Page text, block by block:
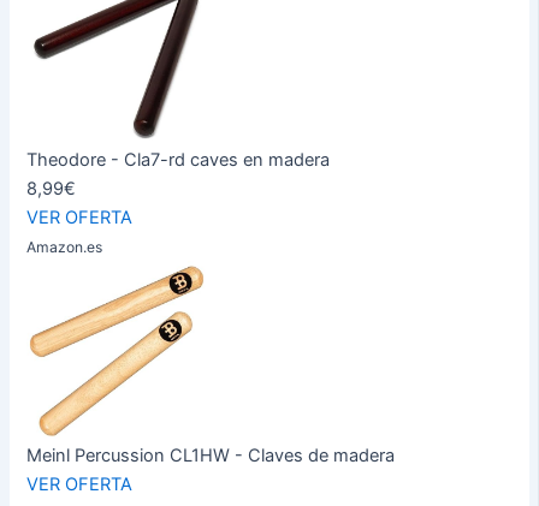
Theodore - Cla7-rd caves en madera
8,99€
VER OFERTA
Amazon.es
Meinl Percussion CL1HW - Claves de madera
VER OFERTA